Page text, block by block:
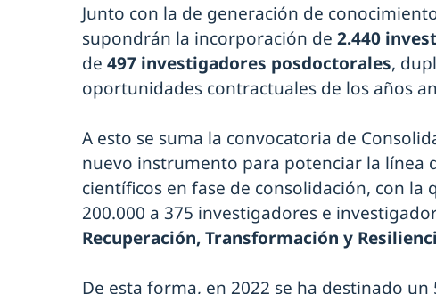
Junto con la de generación de
supondrán la incorporación de 2.440
de 497 investigadores posdoctorales,
oportunidades contractuales de los años
A esto se suma la convocatoria de
nuevo instrumento para potenciar la línea
científicos en fase de consolidación, con la
200.000 a 375 investigadores e
Recuperación, Transformación y
De esta forma, en 2022 se ha destinado